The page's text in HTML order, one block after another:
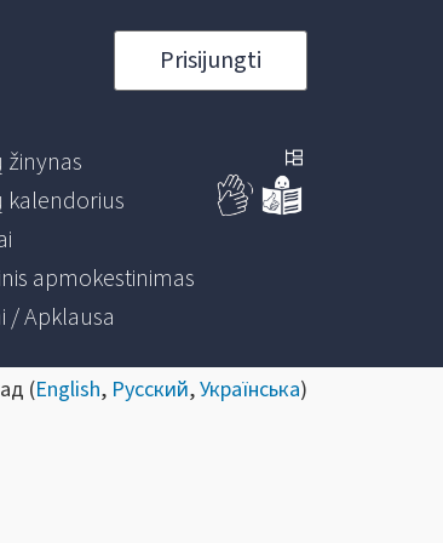
Prisijungti
žinynas
kalendorius
apmokestinimas
/ Apklausa
(English, Русский,Українська)